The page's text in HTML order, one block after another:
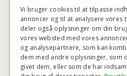
HØJESTE
Vi bruger cookies til at tilpasse
annoncer og til at analysere vores
deler også oplysninger om din
vores websted med vores
og analysepartnere, som kan
dem med andre oplysninger, som
givet dem, eller som de har